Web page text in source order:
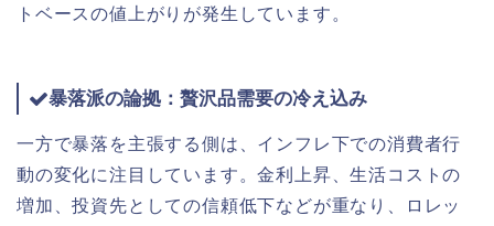
トベースの値上がりが発生しています。
暴落派の論拠：贅沢品需要の冷え込み
一方で暴落を主張する側は、インフレ下での消費者行
動の変化に注目しています。金利上昇、生活コストの
増加、投資先としての信頼低下などが重なり、ロレッ